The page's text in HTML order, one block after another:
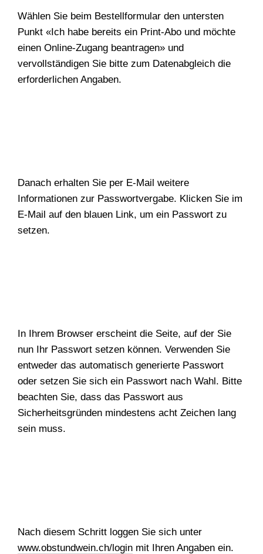
Wählen Sie beim Bestellformular den untersten
Punkt «Ich habe bereits ein Print-Abo und möchte
einen Online-Zugang beantragen» und
vervollständigen Sie bitte zum Datenabgleich die
erforderlichen Angaben.
Danach erhalten Sie per E-Mail weitere
Informationen zur Passwortvergabe. Klicken Sie im
E-Mail auf den blauen Link, um ein Passwort zu
setzen.
In Ihrem Browser erscheint die Seite, auf der Sie
nun Ihr Passwort setzen können. Verwenden Sie
entweder das automatisch generierte Passwort
oder setzen Sie sich ein Passwort nach Wahl. Bitte
beachten Sie, dass das Passwort aus
Sicherheitsgründen mindestens acht Zeichen lang
sein muss.
Nach diesem Schritt loggen Sie sich unter
www.obstundwein.ch/login mit Ihren Angaben ein.